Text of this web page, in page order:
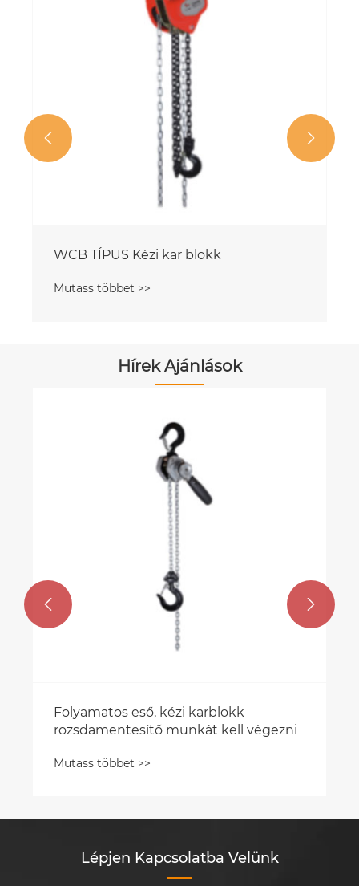
Mutass többet >>
 
Hírek Ajánlások
Mi az a racsnis terhelés kötőanyag?
Mutass többet >>
 
Lépjen Kapcsolatba Velünk